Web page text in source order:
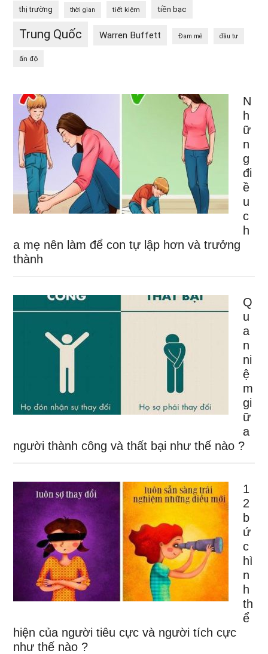
thị trường thời gian tiết kiệm tiền bạc
Trung Quốc Warren Buffett Đam mê đầu tư
ấn độ
N
h
ữ
n
g
đi
ề
u
c
h
a mẹ nên làm để con tự lập hơn và trưởng
thành
Q
u
a
n
ni
ệ
m
gi
ữ
a
người thành công và thất bại như thế nào ?
1
2
b
ứ
c
hì
n
h
th
ể
hiện của người tiêu cực và người tích cực
như thế nào ?